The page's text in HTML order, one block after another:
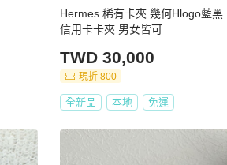
Hermes 稀有卡夾 幾何Hlogo藍黑
信用卡卡夾 男女皆可
TWD 30,000
現折 800
全新品 本地 免運